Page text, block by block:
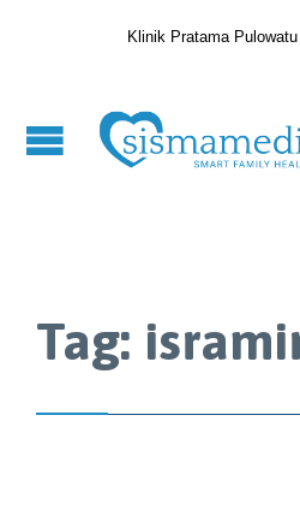
Klinik Pratama
Tag: